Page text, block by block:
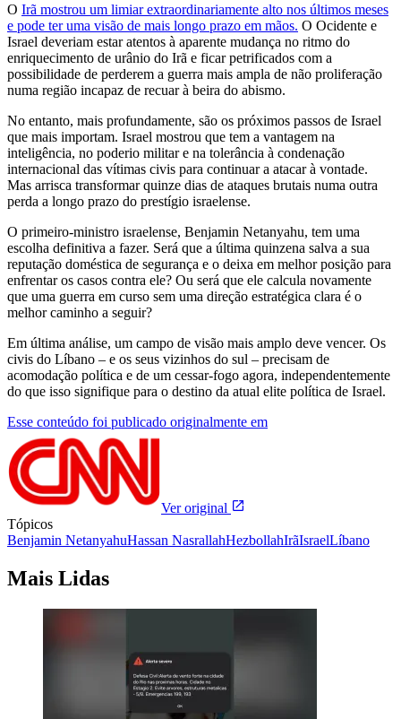
O Irã mostrou um limiar extraordinariamente alto nos últimos meses
e pode ter uma visão de mais longo prazo em mãos. O Ocidente e
Israel deveriam estar atentos à aparente mudança no ritmo do
enriquecimento de urânio do Irã e ficar petrificados com a
possibilidade de perderem a guerra mais ampla de não proliferação
numa região incapaz de recuar à beira do abismo.
No entanto, mais profundamente, são os próximos passos de Israel
que mais importam. Israel mostrou que tem a vantagem na
inteligência, no poderio militar e na tolerância à condenação
internacional das vítimas civis para continuar a atacar à vontade.
Mas arrisca transformar quinze dias de ataques brutais numa outra
perda a longo prazo do prestígio israelense.
O primeiro-ministro israelense, Benjamin Netanyahu, tem uma
escolha definitiva a fazer. Será que a última quinzena salva a sua
reputação doméstica de segurança e o deixa em melhor posição para
enfrentar os casos contra ele? Ou será que ele calcula novamente
que uma guerra em curso sem uma direção estratégica clara é o
melhor caminho a seguir?
Em última análise, um campo de visão mais amplo deve vencer. Os
civis do Líbano – e os seus vizinhos do sul – precisam de
acomodação política e de um cessar-fogo agora, independentemente
do que isso signifique para o destino da atual elite política de Israel.
Esse conteúdo foi publicado originalmente em
Ver original
Tópicos
Benjamin NetanyahuHassan NasrallahHezbollahIrãIsraelLíbano
Mais Lidas